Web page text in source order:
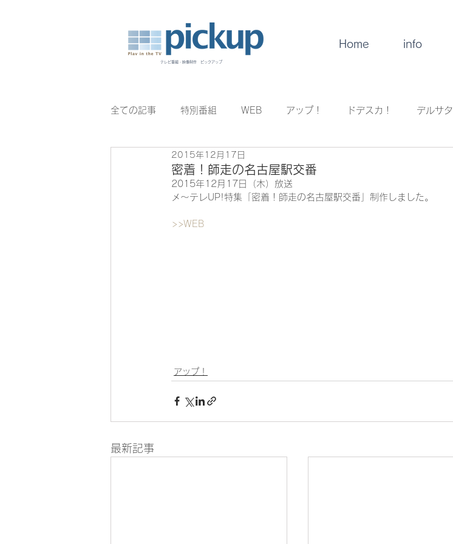
Home info
テレビ番組・映像制作 ピックアップ
全ての記事 特別番組 WEB アップ！ ドデスカ！ デルサタ
BomberE むすびのイチバン！
密着！師走の名古屋駅交番
2015年12月17日
2015年12月17日（木）放送
メ〜テレUP!特集「密着！師走の名古屋駅交番」制作しました。
>>WEB
アップ！
最新記事